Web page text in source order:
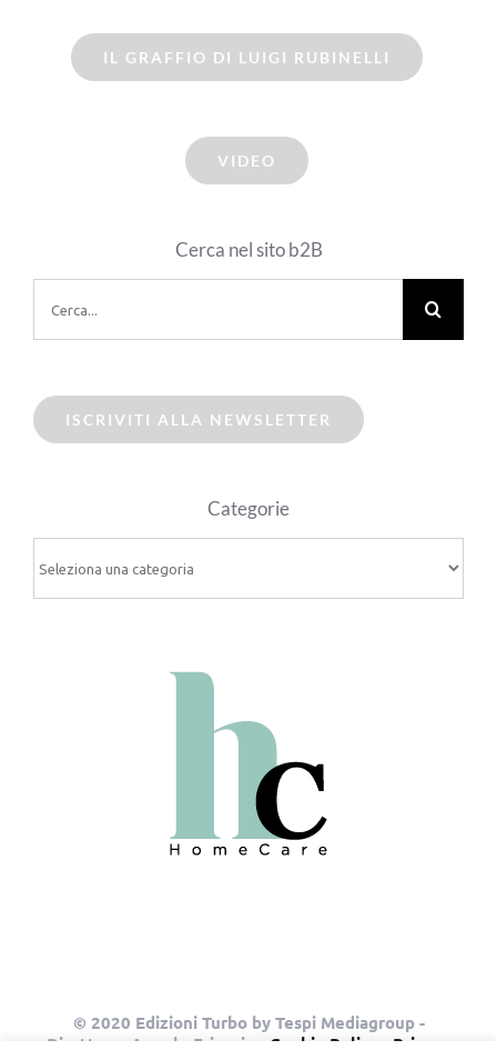
IL GRAFFIO DI LUIGI RUBINELLI
VIDEO
Cerca nel sito b2B
per:
ISCRIVITI ALLA NEWSLETTER
Categorie
© 2020 Edizioni Turbo by Tespi Mediagroup -
Direttore: Angelo Frigerio - Cookie Policy
Privacy